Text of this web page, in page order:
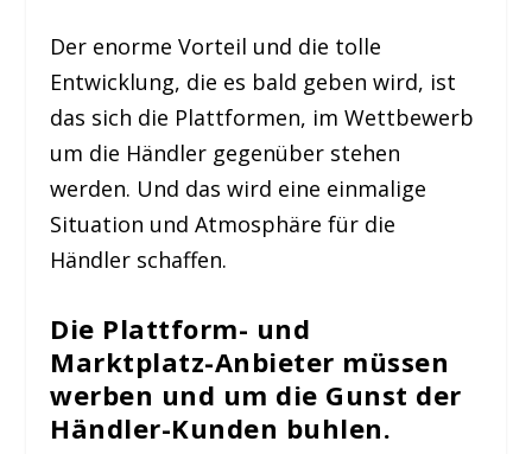
Der enorme Vorteil und die tolle
Entwicklung, die es bald geben wird, ist
das sich die Plattformen, im Wettbewerb
um die Händler gegenüber stehen
werden. Und das wird eine einmalige
Situation und Atmosphäre für die
Händler schaffen.
Die Plattform- und
Marktplatz-Anbieter müssen
werben und um die Gunst der
Händler-Kunden buhlen.